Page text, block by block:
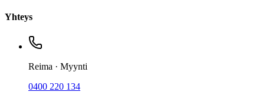
Yhteys
Reima · Myynti
0400 220 134